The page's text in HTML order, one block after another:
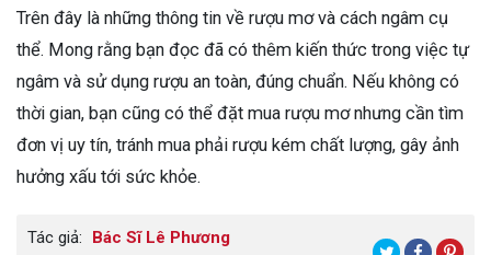
Trên đây là những thông tin về rượu mơ và cách ngâm cụ
thể. Mong rằng bạn đọc đã có thêm kiến thức trong việc tự
ngâm và sử dụng rượu an toàn, đúng chuẩn. Nếu không có
thời gian, bạn cũng có thể đặt mua rượu mơ nhưng cần tìm
đơn vị uy tín, tránh mua phải rượu kém chất lượng, gây ảnh
hưởng xấu tới sức khỏe.
Tác giả: Bác Sĩ Lê Phương